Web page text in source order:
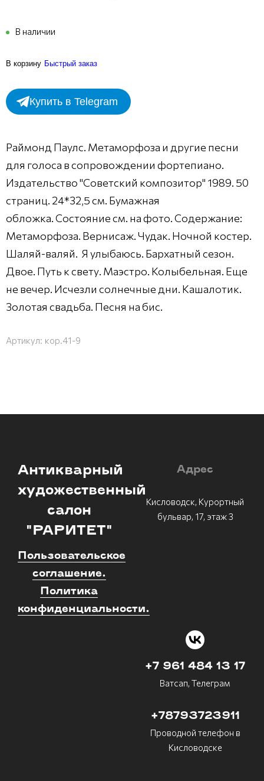
В наличии
В корзину Быстрый заказ
Купить в Telegram
Раймонд Паулс. Метаморфоза и другие песни
для голоса в сопровождении фортепиано.
Издательство "Советский композитор" 1989. 50
страниц. 24*32,5 см. Бумажная
обложка. Состояние см. на фото. Содержание:
Метаморфоза. Вернисаж. Чудак. Ночной костер.
Шаляй-валяй. Я улыбаюсь. Бархатный сезон.
Двое. Путь к свету. Маэстро. Колыбельная. Еще
не вечер. Исчезли солнечные дни. Кашалотик.
Золотая свадьба. Песня на бис.
Артикул: кор.41-9
Антикварный
художественный
салон
"РАРИТЕТ"
Пользовательское
соглашение.
Политика
конфиденциальности.
Адрес
Кисловодск, Курортный
бульвар, 17, этаж 3
+7 961 484 13 17
Ватсап, Телеграм
+78793723911
Проводной телефон в
Кисловодске